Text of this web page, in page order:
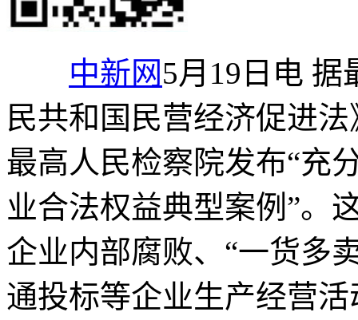
中新网5月19日电 据
民共和国民营经济促进
最高人民检察院发布“充
业合法权益典型案例”。
企业内部腐败、“一货多
通投标等企业生产经营